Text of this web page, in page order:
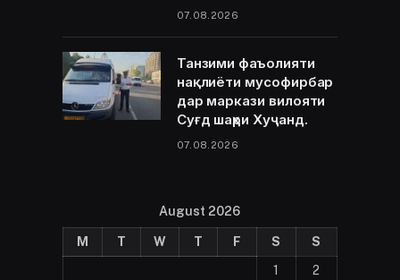
07.08.2026
Танзими фаъолияти
нақлиёти мусофирбар
дар маркази вилояти
Суғд шаҳри Хуҷанд.
07.08.2026
August 2026
M T W T F S
S
1
2